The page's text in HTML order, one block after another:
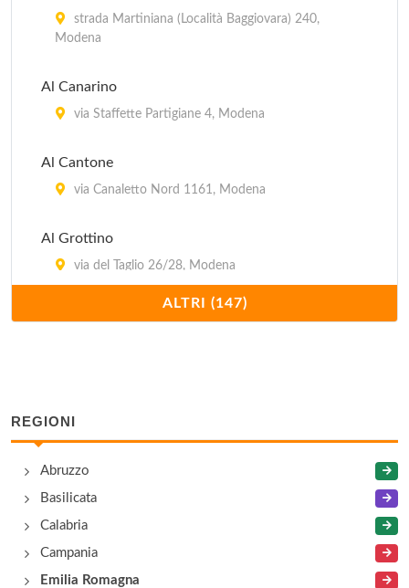
strada Martiniana (Località Baggiovara) 240,
Modena
Al Canarino
via Staffette Partigiane 4, Modena
Al Cantone
via Canaletto Nord 1161, Modena
Al Grottino
via del Taglio 26/28, Modena
viale Gaetano Storchi 491, Modena
Aldina
via Luigi Albinelli 40, Modena
ALTRI (147)
REGIONI
Abruzzo
Basilicata
Calabria
Campania
Emilia Romagna